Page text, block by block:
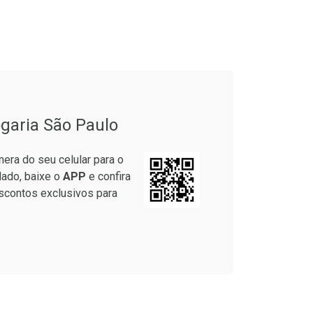
cada
cada
Por R$ 37,25/cada
Por R$ 37,25/cada
São Paulo
do seu celular para o
baixe o APP e confira
exclusivos para